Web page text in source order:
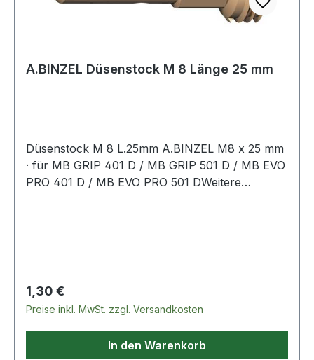
A.BINZEL Düsenstock M 8 Länge 25 mm
Düsenstock M 8 L.25mm A.BINZEL M8 x 25 mm
· für MB GRIP 401 D / MB GRIP 501 D / MB EVO
PRO 401 D / MB EVO PRO 501 DWeitere
Regulärer Preis:
1,30 €
Preise inkl. MwSt. zzgl. Versandkosten
In den Warenkorb